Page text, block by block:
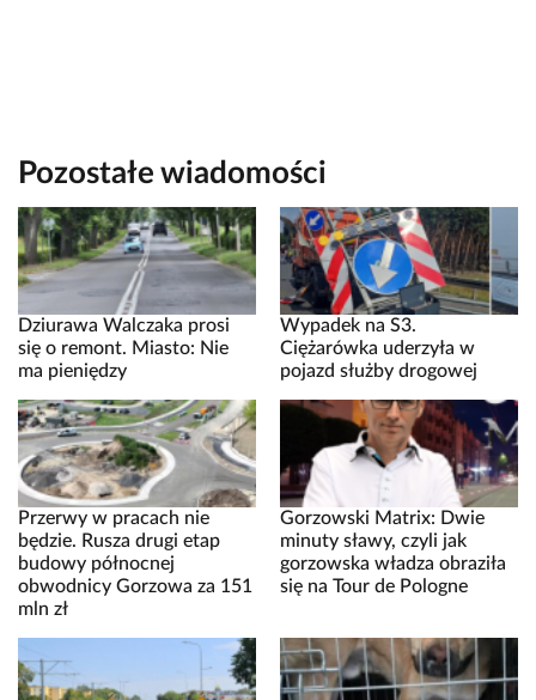
Pozostałe wiadomości
Dziurawa Walczaka prosi
się o remont. Miasto: Nie
ma pieniędzy
Wypadek na S3.
Ciężarówka uderzyła w
pojazd służby drogowej
Przerwy w pracach nie
będzie. Rusza drugi etap
budowy północnej
obwodnicy Gorzowa za 151
mln zł
Gorzowski Matrix: Dwie
minuty sławy, czyli jak
gorzowska władza obraziła
się na Tour de Pologne